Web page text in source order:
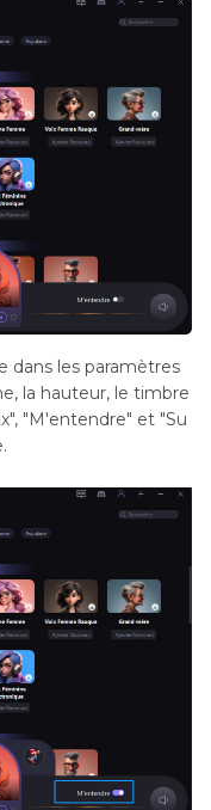
dans les paramètres
la hauteur, le timbre
"M'entendre" et "Su